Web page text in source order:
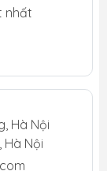
nhất
Hà Nội
Hà Nội